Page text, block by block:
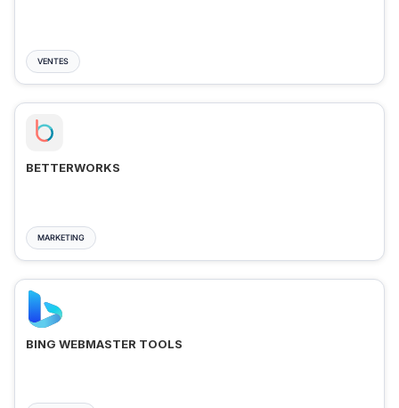
VENTES
BETTERWORKS
MARKETING
BING WEBMASTER TOOLS